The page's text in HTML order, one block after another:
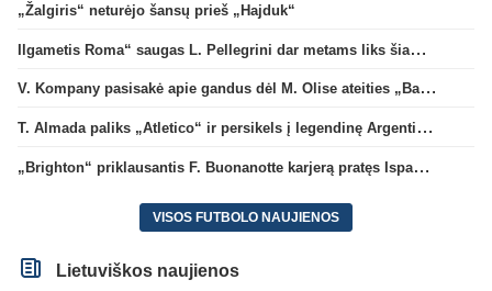
„Žalgiris“ neturėjo šansų prieš „Hajduk“
Ilgametis Roma“ saugas L. Pellegrini dar metams liks šiame klube
V. Kompany pasisakė apie gandus dėl M. Olise ateities „Bayern“ gretose
T. Almada paliks „Atletico“ ir persikels į legendinę Argentinos ekipą
„Brighton“ priklausantis F. Buonanotte karjerą pratęs Ispanijoje
VISOS FUTBOLO NAUJIENOS
Lietuviškos naujienos